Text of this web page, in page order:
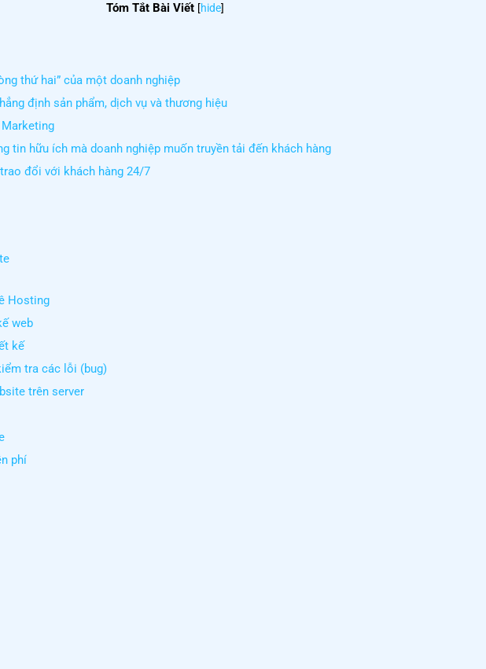
Tóm Tắt Bài Viết [hide]
thứ hai” của một doanh nghiệp
định sản phẩm, dịch vụ và thương hiệu
tin hữu ích mà doanh nghiệp muốn truyền tải đến khách hàng
đổi với khách hàng 24/7
Hosting
web
kế
tra các lỗi (bug)
trên server
phí